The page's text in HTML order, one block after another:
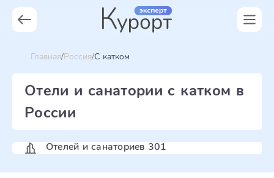
Главная Россия C катком
Отели и санатории с катком в
России
Отелей и санаториев 301